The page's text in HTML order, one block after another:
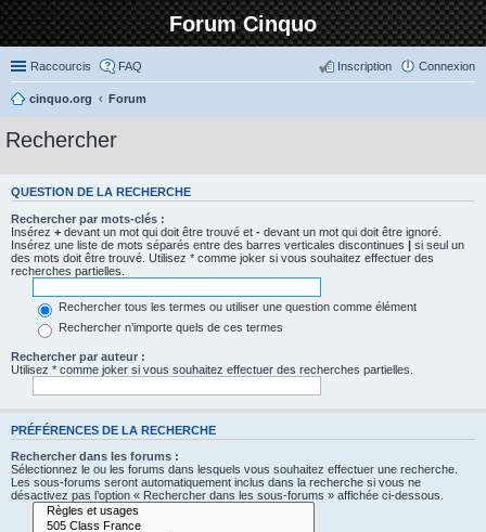
Forum Cinquo
Raccourcis FAQ Connexion
Inscription
cinquo.org Forum
Rechercher
QUESTION DE LA RECHERCHE
Rechercher par mots-clés :
Insérez + devant un mot qui doit être trouvé et - devant un mot qui doit être ignoré.
Insérez une liste de mots séparés entre des barres verticales discontinues | si seul un
des mots doit être trouvé. Utilisez * comme joker si vous souhaitez effectuer des
recherches partielles.
Rechercher tous les termes ou utiliser une question comme élément
Rechercher n’importe quels de ces termes
Rechercher par auteur :
Utilisez * comme joker si vous souhaitez effectuer des recherches partielles.
PRÉFÉRENCES DE LA RECHERCHE
Rechercher dans les forums :
Sélectionnez le ou les forums dans lesquels vous souhaitez effectuer une recherche.
Les sous-forums seront automatiquement inclus dans la recherche si vous ne
désactivez pas l’option « Rechercher dans les sous-forums » affichée ci-dessous.